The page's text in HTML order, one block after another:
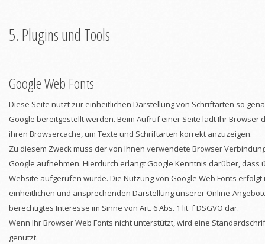
5. Plugins und Tools
Google Web Fonts
Diese Seite nutzt zur einheitlichen Darstellung von Schriftarten so
Google bereitgestellt werden. Beim Aufruf einer Seite lädt Ihr Browser
ihren Browsercache, um Texte und Schriftarten korrekt anzuzeigen.
Zu diesem Zweck muss der von Ihnen verwendete Browser
Google aufnehmen. Hierdurch erlangt Google Kenntnis darüber, dass
Website aufgerufen wurde. Die Nutzung von Google Web Fonts
einheitlichen und ansprechenden Darstellung unserer Online-
berechtigtes Interesse im Sinne von Art. 6 Abs. 1 lit. f DSGVO dar.
Wenn Ihr Browser Web Fonts nicht unterstützt, wird eine
genutzt.